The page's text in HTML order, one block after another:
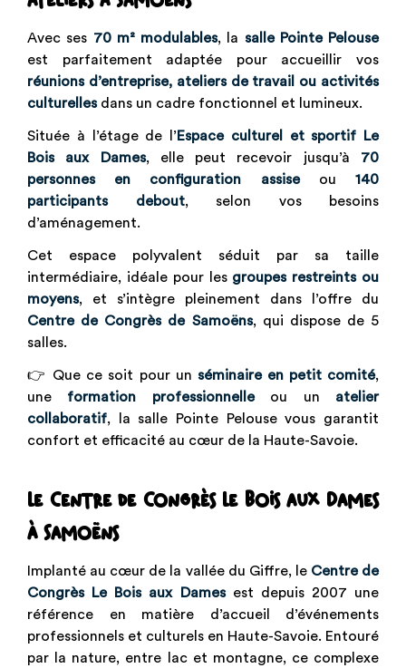
Avec ses 70 m² modulables, la salle Pointe Pelouse
est parfaitement adaptée pour accueillir vos
réunions d’entreprise, ateliers de travail ou activités
culturellesdans un cadre fonctionnel et lumineux.
Située à l’étage de l’Espace culturel et sportif Le
Bois aux Dames, elle peut recevoir jusqu’à 70
personnes en configuration assiseou140
participants debout, selon vos besoins
d’aménagement.
Cet espace polyvalent séduit par sa taille
intermédiaire, idéale pour les groupes restreints ou
moyens, et s’intègre pleinement dans l’offre du
Centre de Congrès de Samoëns, qui dispose de 5
salles.
👉 Que ce soit pour un séminaire en petit comité,
une formation professionnelleou un atelier
collaboratif, la salle Pointe Pelouse vous garantit
confort et efficacité au cœur de la Haute-Savoie.
Le Centre de Congrès Le Bois aux Dames
à Samoëns
Implanté au cœur de la vallée du Giffre, le Centre de
Congrès Le Bois aux Damesest depuis 2007 une
référence en matière d’accueil d’événements
professionnels et culturels en Haute-Savoie. Entouré
par la nature, entre lac et montagne, ce complexe